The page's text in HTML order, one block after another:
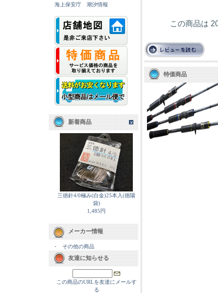
海上保安庁 潮汐情報
新着商品
三徳針4/0極み(白金)25本入(徳陽
袋)
1,485円
メーカー情報
- その他の商品
友達に知らせる
この商品のURLを友達にメールす
る
この商品は
特価商品